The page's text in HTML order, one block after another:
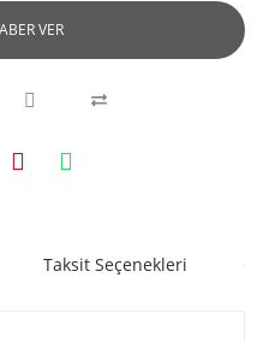
VER
Taksit Seçenekleri